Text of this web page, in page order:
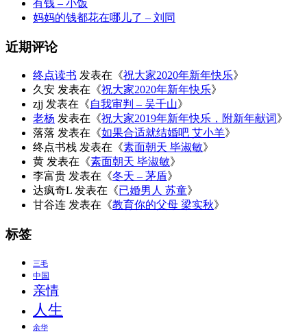
有钱 – 小饭
妈妈的钱都花在哪儿了 – 刘同
近期评论
终点读书 发表在《祝大家2020年新年快乐》
久安 发表在《祝大家2020年新年快乐》
zjj 发表在《自我审判 – 吴千山》
老杨 发表在《祝大家2019年新年快乐，附新年献词》
落落 发表在《如果合适就结婚吧 艾小羊》
终点书栈 发表在《素面朝天 毕淑敏》
黄 发表在《素面朝天 毕淑敏》
李富贵 发表在《冬天 – 茅盾》
达疯奇L 发表在《已婚男人 苏童》
甘谷连 发表在《教育你的父母 梁实秋》
标签
三毛
中国
亲情
人生
余华